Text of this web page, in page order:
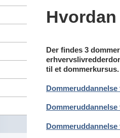
Der findes 3
til et dommerkursus.